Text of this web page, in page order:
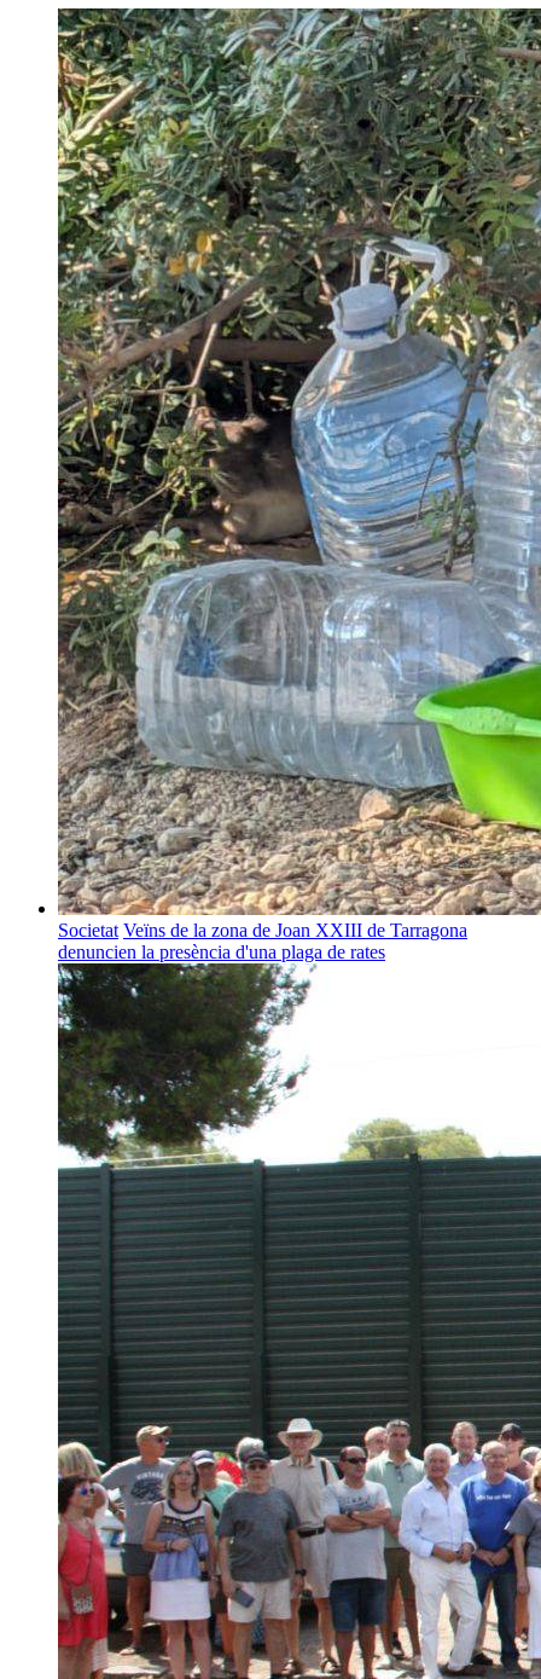
Societat Veïns de la zona de Joan XXIII de Tarragona
denuncien la presència d'una plaga de rates